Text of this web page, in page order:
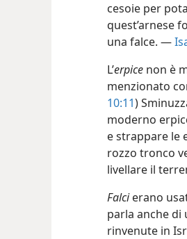
cesoie per
quest’arnese
una falce. —
L’erpice non è
menzionato
10:11)
moderno
e strappare le
rozzo tronco
livellare il
Falcierano
parla anche di
rinvenute in